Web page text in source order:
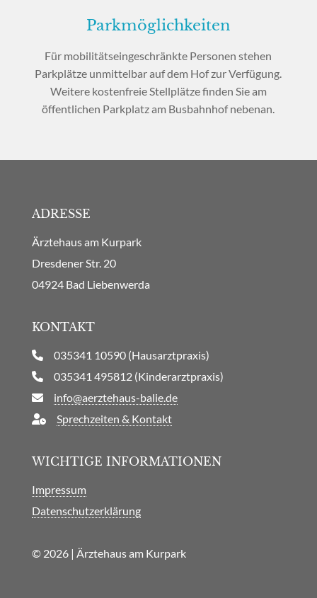
Parkmöglichkeiten
Für mobilitätseingeschränkte Personen stehen
Parkplätze unmittelbar auf dem Hof zur Verfügung.
Weitere kostenfreie Stellplätze finden Sie am
öffentlichen Parkplatz am Busbahnhof nebenan.
ADRESSE
Ärztehaus am Kurpark
Dresdener Str. 20
04924 Bad Liebenwerda
KONTAKT
035341 10590 (Hausarztpraxis)
035341 495812 (Kinderarztpraxis)
info@aerztehaus-balie.de
Sprechzeiten & Kontakt
WICHTIGE INFORMATIONEN
Impressum
Datenschutzerklärung
© 2026 | Ärztehaus am Kurpark